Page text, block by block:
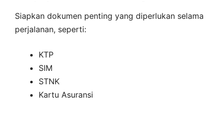
Siapkan dokumen penting yang diperlukan selama
perjalanan, seperti:
KTP
SIM
STNK
Kartu Asuransi